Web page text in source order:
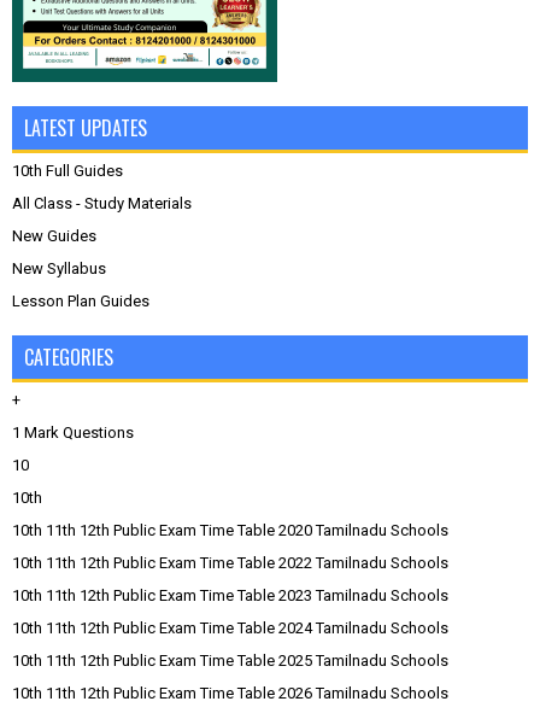
LATEST UPDATES
10th Full Guides
All Class - Study Materials
New Guides
New Syllabus
Lesson Plan Guides
CATEGORIES
+
1 Mark Questions
10
10th
10th 11th 12th Public Exam Time Table 2020 Tamilnadu Schools
10th 11th 12th Public Exam Time Table 2022 Tamilnadu Schools
10th 11th 12th Public Exam Time Table 2023 Tamilnadu Schools
10th 11th 12th Public Exam Time Table 2024 Tamilnadu Schools
10th 11th 12th Public Exam Time Table 2025 Tamilnadu Schools
10th 11th 12th Public Exam Time Table 2026 Tamilnadu Schools